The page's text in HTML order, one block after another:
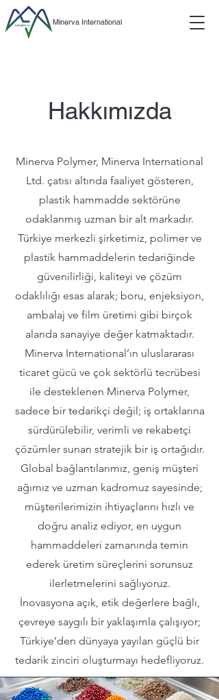
Minerva International
Hakkımızda
Minerva Polymer, Minerva International
Ltd. çatısı altında faaliyet gösteren,
plastik hammadde sektörüne
odaklanmış uzman bir alt markadır.
Türkiye merkezli şirketimiz, polimer ve
plastik hammaddelerin tedariğinde
güvenilirliği, kaliteyi ve çözüm
odaklılığı esas alarak; boru, enjeksiyon,
ambalaj ve film üretimi gibi birçok
alanda sanayiye değer katmaktadır.
Minerva International’ın uluslararası
ticaret gücü ve çok sektörlü tecrübesi
ile desteklenen Minerva Polymer,
sadece bir tedarikçi değil; iş ortaklarına
sürdürülebilir, verimli ve rekabetçi
çözümler sunan stratejik bir iş ortağıdır.
Global bağlantılarımız, geniş müşteri
ağımız ve uzman kadromuz sayesinde;
müşterilerimizin ihtiyaçlarını hızlı ve
doğru analiz ediyor, en uygun
hammaddeleri zamanında temin
ederek üretim süreçlerini sorunsuz
ilerletmelerini sağlıyoruz.
İnovasyona açık, etik değerlere bağlı,
çevreye saygılı bir yaklaşımla çalışıyor;
Türkiye’den dünyaya yayılan güçlü bir
tedarik zinciri oluşturmayı hedefliyoruz.